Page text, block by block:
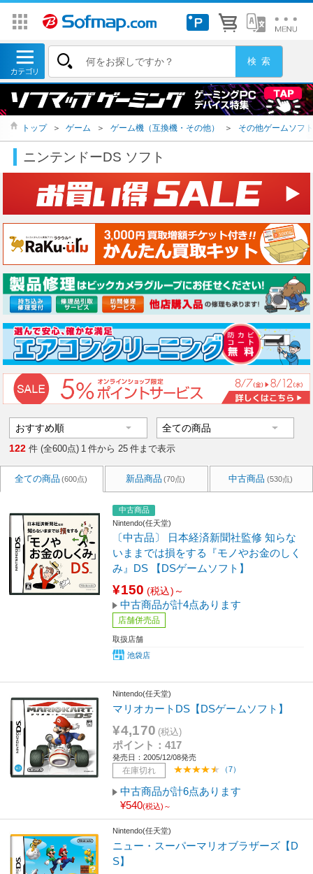
トップ ＞ ゲーム ＞ ゲーム機（互換機・その他） ＞ その他ゲームソフト
ニンテンドーDS ソフト
122 件 (全600点) 1 件から 25 件まで表示
全ての商品 (600点) 新品商品 (70点) 中古商品 (530点)
中古商品
Nintendo(任天堂)
〔中古品〕 日本経済新聞社監修 知らな
いままでは損をする『モノやお金のしく
み』DS 【DSゲームソフト】
¥150 (税込)～
中古商品が計4点あります
店舗併売品
取扱店舗
池袋店
Nintendo(任天堂)
マリオカートDS【DSゲームソフト】
¥4,170 (税込)
ポイント：417
発売日：2005/12/08発売
在庫切れ （7）
中古商品が計6点あります
¥540(税込)～
Nintendo(任天堂)
ニュー・スーパーマリオブラザーズ【D
S】